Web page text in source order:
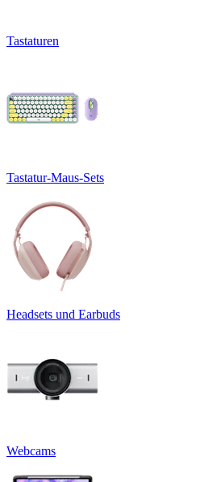
Tastaturen
Tastatur-Maus-Sets
Headsets und Earbuds
Webcams